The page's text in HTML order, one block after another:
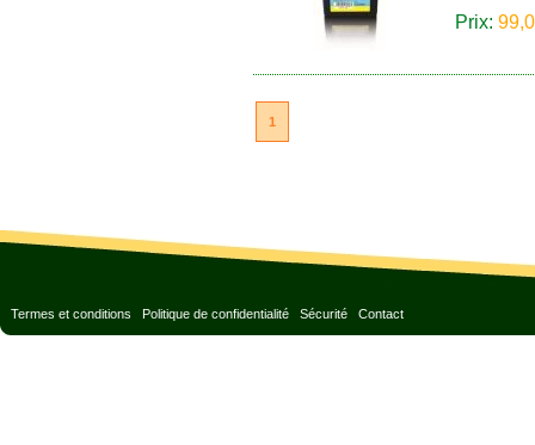
Prix:
1
Termes et conditions Politique de confidentialité Sécurité Contact